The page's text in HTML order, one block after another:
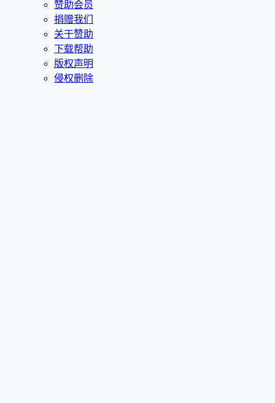
赞助会员
捐赠我们
关于赞助
下载帮助
版权声明
侵权删除